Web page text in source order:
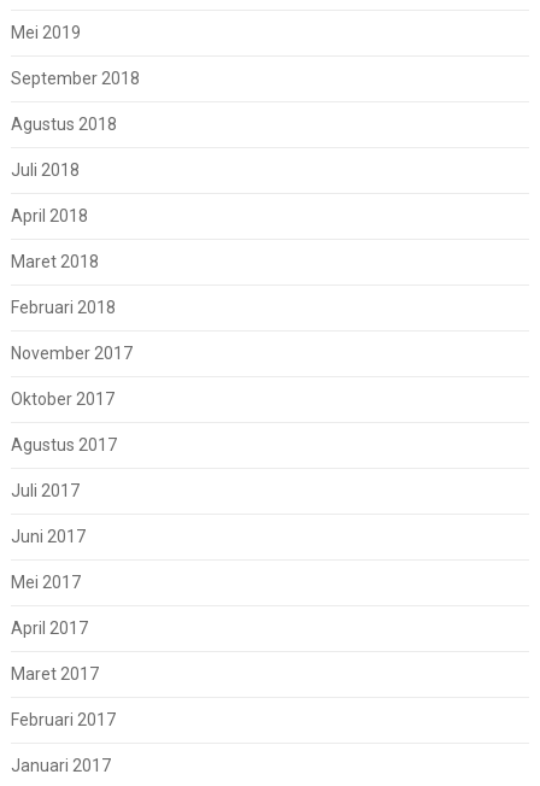
Mei 2019
September 2018
Agustus 2018
Juli 2018
April 2018
Maret 2018
Februari 2018
November 2017
Oktober 2017
Agustus 2017
Juli 2017
Juni 2017
Mei 2017
April 2017
Maret 2017
Februari 2017
Januari 2017